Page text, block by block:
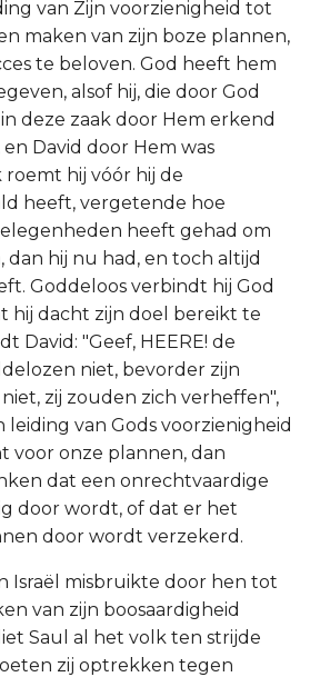
van Zijn voorzienigheid tot
maken van zijn boze plannen,
te beloven. God heeft hem
alsof hij, die door God
deze zaak door Hem erkend
David door Hem was
roemt hij vóór hij de
heeft, vergetende hoe
heeft gehad om
dan hij nu had, en toch altijd
Goddeloos verbindt hij God
hij dacht zijn doel bereikt te
David: "Geef, HEERE! de
niet, bevorder zijn
zij zouden zich verheffen",
leiding van Gods voorzienigheid
voor onze plannen, dan
dat een onrechtvaardige
door wordt, of dat er het
door wordt verzekerd.
Israël misbruikte door hen tot
van zijn boosaardigheid
Saul al het volk ten strijde
zij optrekken tegen